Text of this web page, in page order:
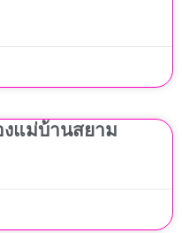
แม่บ้านสยาม